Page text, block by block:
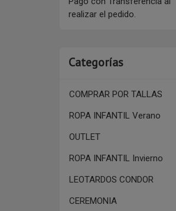
realizar el pedido.
Categorías
COMPRAR POR TALLAS
ROPA INFANTIL Verano
OUTLET
ROPA INFANTIL Invierno
LEOTARDOS CONDOR
CEREMONIA